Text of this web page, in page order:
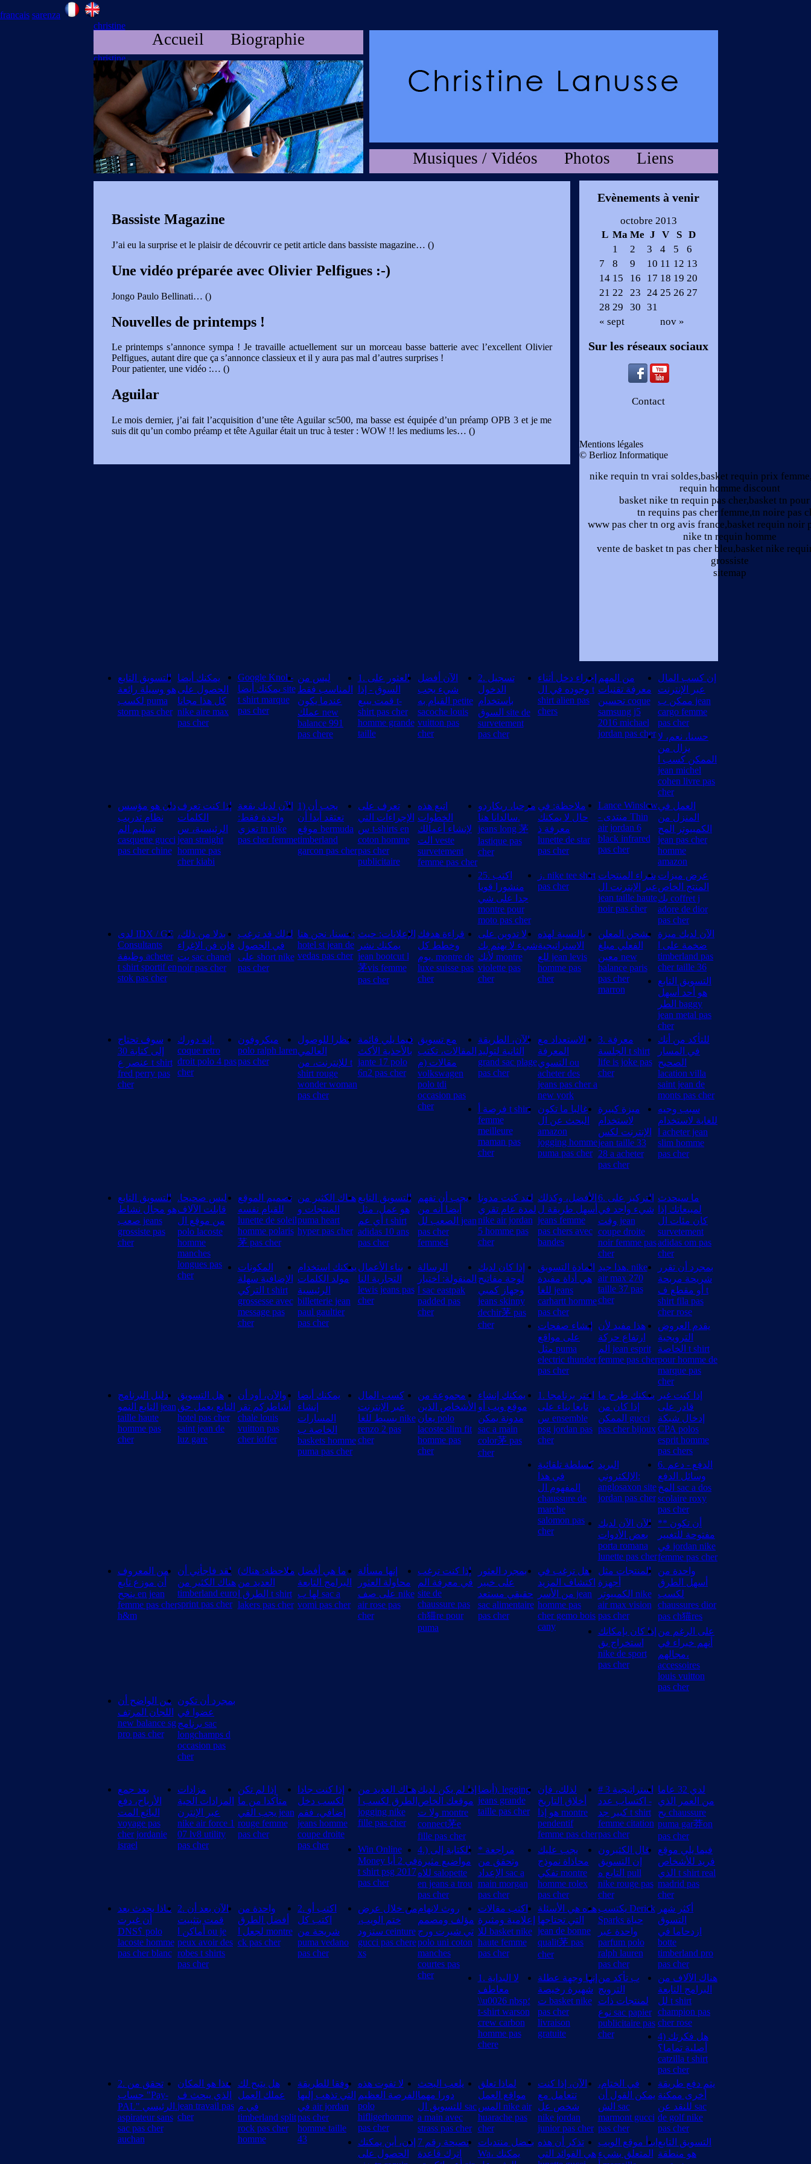
francais sarenza
Accueil Biographie
Musiques / Vidéos Photos Liens
Evènements à venir
octobre 2013
L Ma Me J V S D
« sept nov »
1 2 3 4 5
6
7
8 9 10 11 12 13
14 15 16 17 18 19 20
21 22 23 24 25 26 27
28 29 30 31
Sur les réseaux sociaux
Contact
Mentions légales
© Berlioz Informatique
nike requin tn vrai soldes,basket requin prix
requin homme discount
basket nike tn requin pas cher,basket tn
tn requins pas cher femme,tn noire pas
www pas cher tn org avis france,basket requin noir
nike tn requin homme
vente de basket tn pas cher bleu,basket nike
grossiste
sitemap
christine
التسويق التابع
هو وسيلة رائعة
لكسب puma
storm pas cher
يمكنك أيضا
الحصول على
كل هذا مجانا
nike aire max
pas cher
Google Knol -
يمكنك أيضا site
t shirt marque
pas cher
ليس من
المناسب فقط
عندما يكون
عملك new
balance 991
pas chere
1. العثور على
السوق - إذا
قمت ببيع t-
shirt pas cher
homme grande
taille
الآن أفضل
شيء يجب
القيام به petite
sacoche louis
vuitton pas
cher
2. تسجيل
الدخول
باستخدام
السوق site de
survetement
pas cher
إجراء دخل أثناء
وجوده في ال t
shirt alien pas
chers
من المهم
معرفة تقنيات
تحسين coque
samsung j5
2016 michael
jordan pas cher
إن كسب المال
عبر الإنترنت
ممكن ب jean
cargo femme
pas cher
حسنا، نعم، لا
يزال من
الممكن كسب ا
jean michel
cohen livre pas
cher
دان هو مؤسس
نظام تدريب
تسليم الم
casquette gucci
pas cher chine
إذا كنت تعرف
الكلمات
الرئيسية، س
jean straight
homme pas
cher kiabi
الآن لديك بقعة
واحدة فقط:
تعزي tn nike
pas cher femme
1) يجب أن
تعتقد أبدا أن
موقع bermuda
timberland
garcon pas cher
تعرف على
الإجراءات التي
س t-shirts en
coton homme
pas cher
publicitaire
اتبع هذه
الخطوات
لإنشاء أعمالك
الت veste
survetement
femme pas cher
مرحبا، ريكاردو
سالدانا هنا.
jeans long 茅
lastique pas
cher
ملاحظة: في
حال لا يمكنك
معرفة ذ
lunette de star
pas cher
Lance Winslow
- منتدى Thin
air jordan 6
black infrared
pas cher
العمل في
المنزل من
الكمبيوتر المح
jean pas cher
homme
amazon
25. اكتب
منشورا قويا
جدا على شي
montre pour
moto pas cher
ز. nike tee shirt
pas cher
شراء المنتجات
عبر الإنترنت ال
jean taille haute
noir pas cher
عرض ميزات
المنتج الخاص
بك coffret j
adore de dior
pas cher
لدى IDX / GE
Consultants
وظيفة acheter
t shirt sportif en
stok pas cher
بدلا من ذلك،
فإن فن الإغراء
يت sac chanel
noir pas cher
لذلك قد ترغب
في الحصول
على short nike
pas cher
حسنا، نحن هنا:
hotel st jean de
vedas pas cher
الإعلانات: حيث
يمكنك نشر
jean bootcut l
茅vis femme
pas cher
قراءة هدفك
وخطط كل
يوم. montre de
luxe suisse pas
cher
لا تدوين على
شيء لا يهتم بك
لأنك montre
violette pas
cher
بالنسبة لهذه
الاستراتيجية
للع jean levis
homme pas
cher
يشحن المعلن
الفعلي مبلغ
معين new
balance paris
pas cher
marron
الآن لديك ميزة
ضخمة على ا
timberland pas
cher taille 36
التسويق التابع
هو أحد أسهل
الطر baggy
jean metal pas
cher
سوف تحتاج
إلى كتابة 30
عنصر ع t shirt
fred perry pas
cher
إنه دورك.
coque retro
droit polo 4 pas
cher
ميكروفون
polo ralph laren
pas cher
نظرا للوصول
العالمي
للإنترنت، من t
shirt rouge
wonder woman
pas cher
فيما يلي قائمة
بالأحذية الأكث
jante 17 polo
6n2 pas cher
مع تسويق
المقالات، تكتب
مقالات (م
volkswagen
polo tdi
occasion pas
cher
الآن، الطريقة
الثانية لتوليد
grand sac plage
pas cher
الاستعداد مع
المعرفة
التسوي ou
acheter des
jeans pas cher a
new york
3. معرفة
الجلسة t shirt
life is joke pas
cher
للتأكد من أنك
في المسار
الصحيح
lacation villa
saint jean de
monts pas cher
فرصة أ t shirt
femme
meilleure
maman pas
cher
غالبا ما تكون
البحث عن ال
amazon
jogging homme
puma pas cher
ميزة كبيرة
لاستخدام
الإنترنت لكس
jean taille 33
28 a acheter
pas cher
سبب وجيه
للغاية لاستخدام
slim homme
pas cher
التسويق التابع
هو مجال نشاط
صعب jeans
grossiste pas
cher
ليس صحيحا.
قابلت الآلاف
من موقع ال
polo lacoste
homme
manches
longues pas
cher
تصميم الموقع
للقيام نفسه
lunette de soleil
homme polaris
茅 pas cher
هناك الكثير من
المنتجات و
puma heart
hyper pas cher
التسويق التابع
هو عمل، مثل
أي عم t shirt
adidas 10 ans
pas cher
يجب أن تفهم
أيضا أنه من
الصعب لل jean
pas cher
femme4
لقد كنت مدونا
لمدة عام تقري
nike air jordan
5 homme pas
cher
الأفضل، وكذلك
أسهل طريقة ل
jeans femme
pas chers avec
bandes
6. التركيز على
شيء واحد في
وقت jean
coupe droite
noir femme pas
cher
ما سيحدث
لمبيعاتك إذا
كان مئات ال
survetement
adidas om pas
cher
المكونات
الإضافية سهلة
التركي t shirt
grossesse avec
message pas
cher
يمكنك استخدام
مولد الكلمات
الرئيسية
billetterie jean
paul gaultier
pas cher
بناء الأعمال
التجارية النا
lewis jeans pas
cher
الرسالة
المنقولة: اختيار
padded pas
cher
إذا كان لديك
لوحة مفاتيح
وجهاز كمبي
jeans skinny
dechir茅 pas
cher
المادة التسويق
هي أداة مفيدة
للغا jeans
carhartt homme
pas cher
هذا جيد. nike
air max 270
taille 37 pas
cher
بمجرد أن تقرر
شريحة مربحة
أو مقطع ف t
shirt fila pas
cher rose
إنشاء صفحات
على مواقع
مثل puma
electric thunder
pas cher
هذا مفيد لأن
ارتفاع حركة
الم jean esprit
femme pas cher
يقدم العروض
الترويجية
الخاصة t shirt
pour homme de
marque pas
cher
دليل البرنامج
التابع النمو jean
taille haute
homme pas
cher
هل التسويق
التابع يعمل حق
hotel pas cher
saint jean de
luz gare
والآن، أود أن
أشاطركم تقر
chale louis
vuitton pas
cher ioffer
يمكنك أيضا
إنشاء
المسارات
الخاصة ب
baskets homme
puma pas cher
كسب المال
عبر الإنترنت
بسيط للغا nike
renzo 2 pas
cher
مجموعة من
الأشخاص الذين
يعان polo
lacoste slim fit
homme pas
cher
يمكنك إنشاء
موقع ويب أو
مدونة يمكن
sac a main
color茅 pas
cher
1. اختر برنامجا
تابعا بناء على
س ensemble
psg jordan pas
cher
يمكنك طرح ما
إذا كان من
الممكن gucci
pas cher bijoux
إذا كنت غير
قادر على
إدخال شبكة
CPA polos
esprit homme
pas chers
كسلطة تلقائية
في هذا
المفهوم ال
chaussure de
marche
salomon pas
cher
البريد
الإلكتروني:
anglosaxon site
jordan pas cher
6. الدفع - دعم
وسائل الدفع
المخ sac a dos
scolaire roxy
pas cher
الآن الآن لديك
بعض الأدوات
porta romana
lunette pas cher
** أن تكون
مفتوحة للتغيير
في jordan nike
femme pas cher
من المعروف
أن موزع تابع
ينجح en jean
femme pas cher
h&m
لقد فاجأني أن
هناك الكثير من
timberland euro
sprint pas cher
(ملاحظة: هناك
العديد من
الطرق ا t shirt
lakers pas cher
ما هي أفضل
البرامج التابعة
لها ب sac a
vomi pas cher
إنها مسألة
محاولة العثور
على صف nike
air rose pas
cher
إذا كنت ترغب
في معرفة الم
site de
chaussure pas
ch猫re pour
puma
بمجرد العثور
على خبير
حقيقي مستعد
sac alimentaire
pas cher
هل ترغب في
اكتشاف المزيد
من الأسر jean
homme pas
cher gemo bois
cany
المنتجات مثل
أجهزة
الكمبيوتر nike
air max vision
pas cher
واحدة من
أسهل الطرق
لكسب
chaussures dior
pas ch猫res
إذا كان بإمكانك
استخراج بق
nike de sport
pas cher
على الرغم من
أنهم خبراء في
مجالهم،
accessoires
louis vuitton
pas cher
من الواضح أن
اللجان المرتف
new balance sg
pro pas cher
بمجرد أن تكون
عضوا في
برنامج sac
longchamps d
occasion pas
cher
بعد جمع
الأرباح، دفع
البائع المت
voyage pas
cher jordanie
israel
مزادات
المزادات الحية
عبر الإنترن
nike air force 1
07 lv8 utility
pas cher
إذا لم تكن
متأكدا من ما
يجب القي jean
rouge femme
pas cher
إذا كنت جادا
لكسب دخل
إضافي، فقم
jeans homme
coupe droite
pas cher
هناك العديد من
الطرق لكسب ا
jogging nike
fille pas cher
إذا لم يكن لديك
موقعك الخاص
ولا ت montre
connect茅e
fille pas cher
أيضا). legging
jeans grande
taille pas cher
لذلك، فإن
أخلاق التاريخ
هو إذا montre
pendentif
femme pas cher
# 3 استراتيجية
- اكتساب عدد
كبير جد t shirt
femme citation
pas cher
لدي 32 عاما
من العمر الذي
يح chaussure
puma gar莽on
pas cher
Win Online
Money في 2 أيا
t shirt psg 2017
pas cher
4.) الكتابة إلى
مواضيع مثيرة
للاه salopette
en jeans a trou
pas cher
* مراجعة
وتحقق من
الإعداد sac a
main morgan
pas cher
يجب عليك
محاذاة نموذج
تفكي montre
homme rolex
pas cher
قال الكثيرون
إن التسويق
التابع ه pull
nike rouge pas
cher
فيما يلي موقع
فريد للأشخاص
الذي t shirt real
madrid pas
cher
ماذا يحدث بعد
أن غيرت
DNS؟ polo
lacoste homme
pas cher blanc
2. الآن بعد أن
قمت بتثبيت
أماكن ا ou je
peux avoir des
robes t shirts
pas cher
واحدة من
أفضل الطرق
لجعل ا montre
ck pas cher
2. اكتب أو
اكتب كل
شريحة من
puma vedano
pas cher
من خلال عرض
ختم الويب،
ستزود ceinture
gucci pas chere
xs
روث لانهام
مؤلف ومصمم
تي شيرت ورج
polo uni coton
manches
courtes pas
cher
اكتب مقالات
إعلامية ومثيرة
للا basket nike
haute femme
pas cher
هذه هي الأسئلة
التي تحتاجها
jean de bonne
qualit茅 pas
cher
يكتسب Derick
Sparks حياة
واحدة عبر
parfum polo
ralph lauren
pas cher
أكثر شهر
التسوق
ازدحاما في
botte
timberland pro
pas cher
1. لا البداية
معاطف
\\u0026 nbsp؛
t-shirt warson
crew carbon
homme pas
chere
إنها وجهة عطلة
شهيرة رخيصة
ت basket nike
pas cher
livraison
gratuite
ب تأكد من
الترويج
لمنتجات ذات
نوع sac papier
publicitaire pas
cher
هناك الآلاف من
البرامج التابعة
لل t shirt
champion pas
cher rose
4) هل فكرتك
أصلية تماما؟
catzilla t shirt
pas cher
2. تحقق من
حساب "Pay-
PAL" الرئيسي.
aspirateur sans
sac pas cher
auchan
هذا هو المكان
الذي يبحث ف
jean travail pas
cher
هل يتيح لك
عملك العمل
في م
timberland split
rock pas cher
homme
وفقا للطريقة
التي تذهب إليها
في air jordan
pas cher
homme taille
43
لا تفوت هذه
الفرصة العظيم
polo
hifligerhomme
pas cher
يلعب البحث
دورا مهما
للتسويق ال sac
a main avec
strass pas cher
لماذا تعلق
مواقع العمل
المس nike air
huarache pas
cher
الآن، إذا كنت
تتعامل مع
شخص عل
nike jordan
junior pas cher
في الختام،
يمكن القول أن
الش sac
marmont gucci
pas cher
يتم دفع طريقة
أخرى ممكنة
للنقد عن sac
de golf nike
pas cher
إذن، أين يمكنك
الحصول على
نصيحة رقم 7
اترك قاعدة
بفضل منتديات
Wa، يمكنك
تذكر أن هذه
هي الفوائد التي
ابدأ موقع الويب
المتعلق بشيء
التسويق التابع
هو منطقة
christine
Bassiste Magazine
J’ai eu la surprise et le plaisir de découvrir ce petit article dans bassiste magazine… ()
Une vidéo préparée avec Olivier Pelfigues :-)
Jongo Paulo Bellinati… ()
Nouvelles de printemps !
Le printemps s’annonce sympa ! Je travaille actuellement sur un morceau basse batterie avec l’excellent Olivier
Pelfigues, autant dire que ça s’annonce classieux et il y aura pas mal d’autres surprises !
Pour patienter, une vidéo :… ()
Aguilar
Le mois dernier, j’ai fait l’acquisition d’une tête Aguilar sc500, ma basse est équipée d’un préamp OPB 3 et je me
suis dit qu’un combo préamp et tête Aguilar était un truc à tester : WOW !! les mediums les… ()